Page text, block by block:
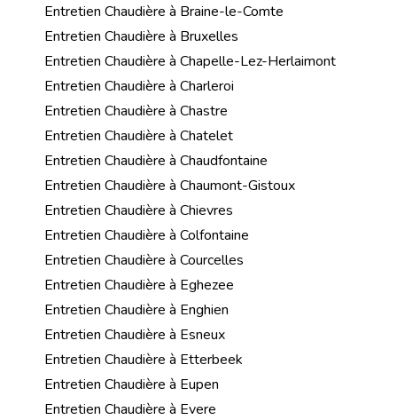
Entretien Chaudière à Braine-le-Comte
Entretien Chaudière à Bruxelles
Entretien Chaudière à Chapelle-Lez-Herlaimont
Entretien Chaudière à Charleroi
Entretien Chaudière à Chastre
Entretien Chaudière à Chatelet
Entretien Chaudière à Chaudfontaine
Entretien Chaudière à Chaumont-Gistoux
Entretien Chaudière à Chievres
Entretien Chaudière à Colfontaine
Entretien Chaudière à Courcelles
Entretien Chaudière à Eghezee
Entretien Chaudière à Enghien
Entretien Chaudière à Esneux
Entretien Chaudière à Etterbeek
Entretien Chaudière à Eupen
Entretien Chaudière à Evere